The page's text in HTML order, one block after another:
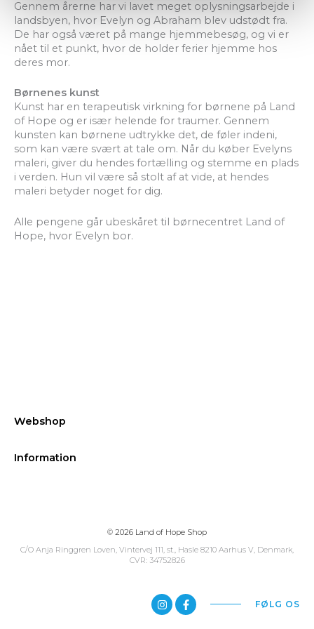
Gennem årerne har vi lavet meget oplysningsarbejde i
landsbyen, hvor Evelyn og Abraham blev udstødt fra.
De har også været på mange hjemmebesøg, og vi er
nået til et punkt, hvor de holder ferier hjemme hos
deres mor.
Børnenes kunst
Kunst har en terapeutisk virkning for børnene på Land
of Hope og er især helende for traumer. Gennem
kunsten kan børnene udtrykke det, de føler indeni,
som kan være svært at tale om. Når du køber Evelyns
maleri, giver du hendes fortælling og stemme en plads
i verden. Hun vil være så stolt af at vide, at hendes
maleri betyder noget for dig.
Alle pengene går ubeskåret til børnecentret Land of
Hope, hvor Evelyn bor.
Webshop
Information
© 2026 Land of Hope Shop
C/O Anja Ringgren Loven, Vintervej 111, st., Hasle ​8210 Aarhus V, Denmark,
CVR: 34752826
FØLG OS